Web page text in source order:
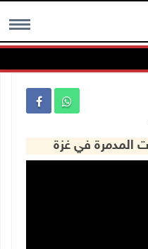
MENU
المدمرة في غزة